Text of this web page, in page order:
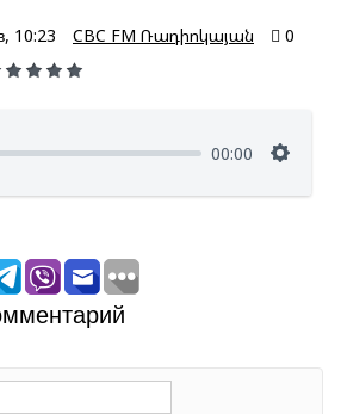
10:23 CBC FM Ռադիոկայան
0
00:00